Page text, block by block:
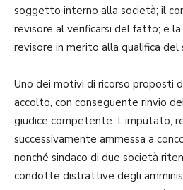
soggetto interno alla società; il
revisore al verificarsi del fatto; e
revisore in merito alla qualifica
Uno dei motivi di ricorso proposti
accolto, con conseguente rinvio
giudice competente. L’imputato,
successivamente ammessa a
nonché sindaco di due società
condotte distrattive degli